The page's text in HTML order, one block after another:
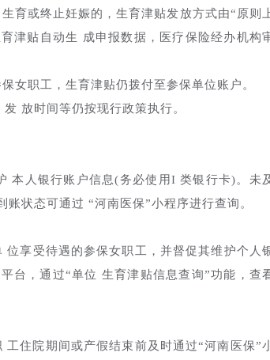
育或终止妊娠的，生育津贴发放方式由“原则
津贴自动生 成申报数据，医疗保险经办机构
女职工，生育津贴仍拨付至参保单位账户。
放时间等仍按现行政策执行。
本人银行账户信息(务必使用I 类银行卡)。未
状态可通过 “河南医保”小程序进行查询。
享受待遇的参保女职工，并督促其维护个人
台，通过“单位 生育津贴信息查询”功能，查
住院期间或产假结束前及时通过“河南医保”